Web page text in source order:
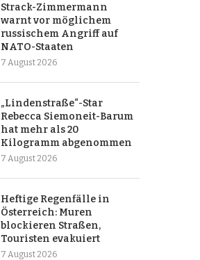
Strack-Zimmermann
warnt vor möglichem
russischem Angriff auf
NATO-Staaten
7 August 2026
„Lindenstraße“-Star
Rebecca Siemoneit-Barum
hat mehr als 20
Kilogramm abgenommen
7 August 2026
Heftige Regenfälle in
Österreich: Muren
blockieren Straßen,
Touristen evakuiert
7 August 2026